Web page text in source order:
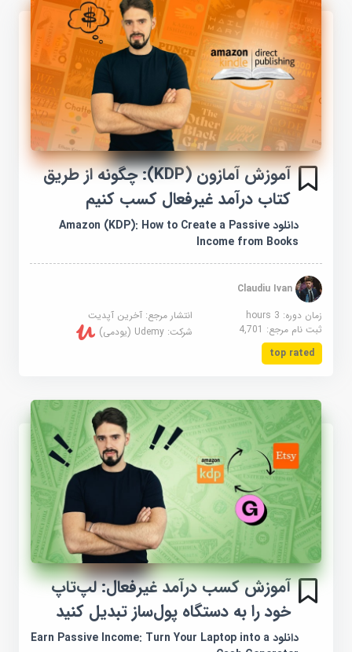
آموزش آمازون (KDP): چگونه از طریق
کتاب درآمد غیرفعال کسب کنیم
دانلود Amazon (KDP): How to Create a Passive
Income from Books
Claudiu Ivan
زمان دوره: 3 hours
انتشار مرجع:آخرین آپدیت
ثبت نام مرجع:4,701 شرکت:Udemy (یودمی)
top rated
آموزش کسب درآمد غیرفعال: لپ‌تاپ
خود را به دستگاه پول‌ساز تبدیل کنید
دانلود Earn Passive Income: Turn Your Laptop into a